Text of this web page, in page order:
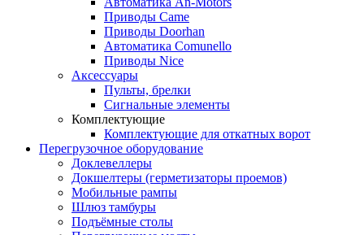
Приводы Came
Приводы Doorhan
Автоматика Comunello
Приводы Nice
Аксессуары
Пульты, брелки
Сигнальные элементы
Комплектующие
Комплектующие для откатных ворот
Перегрузочное оборудование
Доклевеллеры
Докшелтеры (герметизаторы проемов)
Мобильные рампы
Шлюз тамбуры
Подъёмные столы